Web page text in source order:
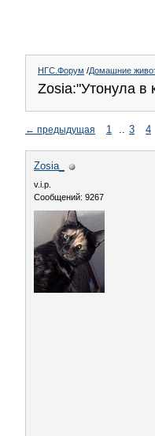
НГС.Форум /Домашние
Zosia:"Утонула в
← предыдущая 1 .. 3 4
Zosia_
v.i.p.
Сообщений: 9267